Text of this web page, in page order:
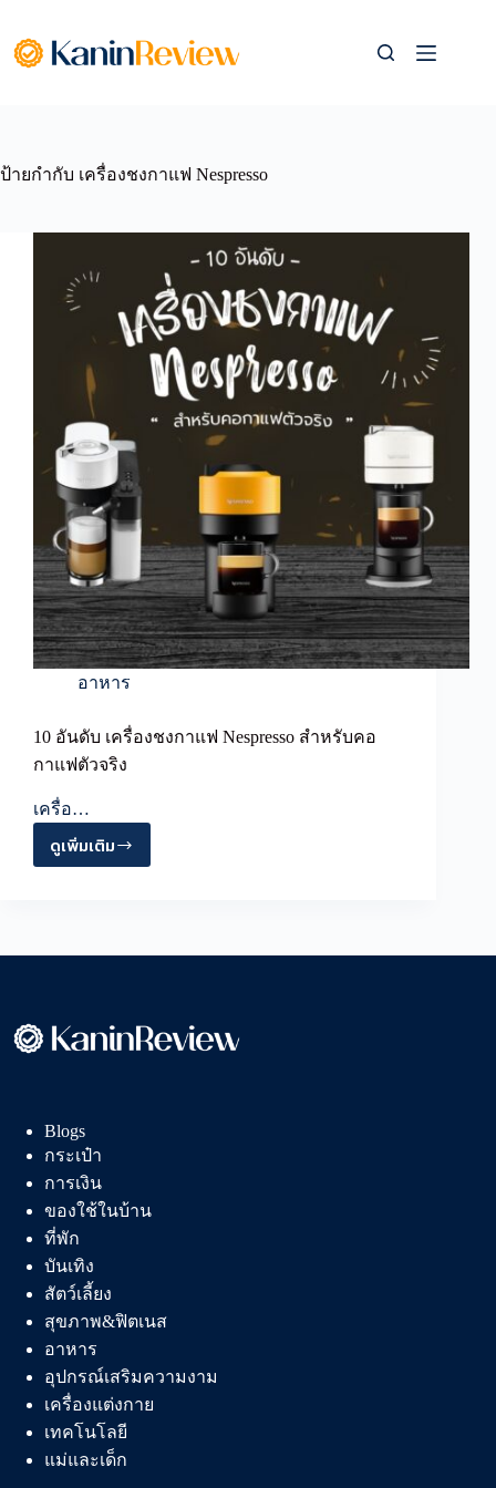
content
ป้ายกำกับ เครื่องชงกาแฟ Nespresso
อาหาร
10 อันดับ เครื่องชงกาแฟ Nespresso สำหรับคอ
กาแฟตัวจริง
เครื่อ…
ดูเพิ่มเติม
10
กาแฟ
คอ
กาแฟ
Blogs
กระเป๋า
การเงิน
ของใช้ในบ้าน
ที่พัก
บันเทิง
สัตว์เลี้ยง
สุขภาพ&ฟิตเนส
อาหาร
อุปกรณ์เสริมความงาม
เครื่องแต่งกาย
เทคโนโลยี
แม่และเด็ก